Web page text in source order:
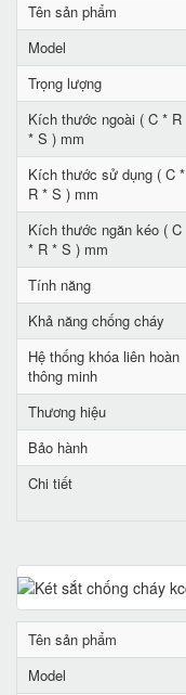
Tên sản phẩm
Model
Trọng lượng
Kích thước ngoài ( C * R
* S ) mm
Kích thước sử dụng ( C *
R * S ) mm
Kích thước ngăn kéo ( C
* R * S ) mm
Tính năng
Khả năng chống cháy
Hệ thống khóa liên hoàn
thông minh
Thương hiệu
Bảo hành
Chi tiết
Tên sản phẩm
Model